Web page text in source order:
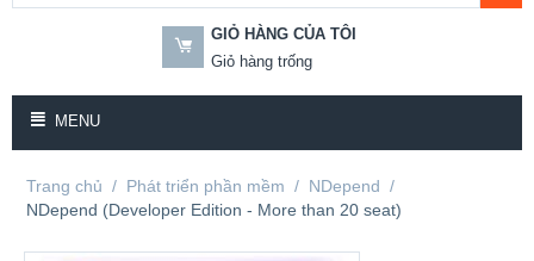
GIỎ HÀNG CỦA TÔI
Giỏ hàng trống
MENU
Trang chủ / Phát triển phần mềm / NDepend /
NDepend (Developer Edition - More than 20 seat)